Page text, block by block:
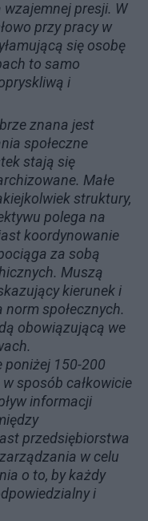
presji. W
przy pracy w
się osobę
to samo
i
znana jest
społeczne
stają się
Małe
struktury,
polega na
koordynowanie
za sobą
Muszą
kierunek i
społecznych.
obowiązującą we
150-200
sposób całkowicie
informacji
przedsiębiorstwa
w celu
o to, by każdy
i